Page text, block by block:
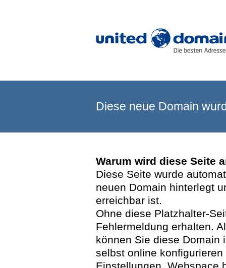
Diese neue Domain
Warum wird diese Seite
Diese Seite wurde
neuen Domain hinterlegt
erreichbar ist.
Ohne diese Platzhalter-
Fehlermeldung erhalten.
können Sie diese Domain
selbst online